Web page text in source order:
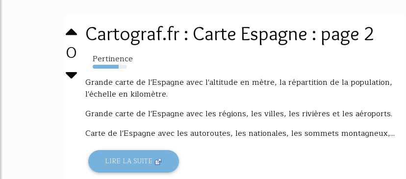
0
Cartograf.fr : Carte Espagne : page 2
Pertinence
76%
Grande carte de l'Espagne avec l'altitude en mètre, la répartition de la population,
l'échelle en kilomètre.
Grande carte de l'Espagne avec les régions, les villes, les rivières et les aéroports.
Carte de l'Espagne avec les autoroutes, les nationales, les sommets montagneux,...
LIRE LA SUITE